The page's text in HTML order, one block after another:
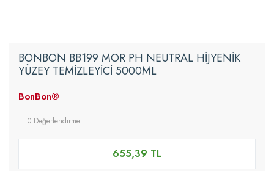
BONBON BB199 MOR PH NEUTRAL HİJYENİK
YÜZEY TEMİZLEYİCİ 5000ML
BonBon®
0 Değerlendirme
655,39 TL